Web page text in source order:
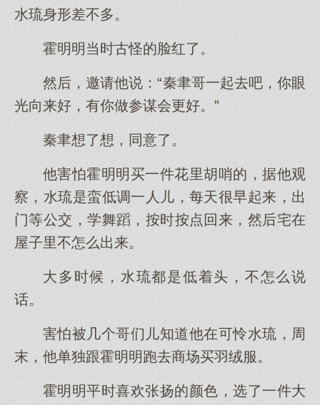
水琉身形差不多。
霍明明当时古怪的脸红了。
然后，邀请他说：“秦聿哥一起去吧，你眼
光向来好，有你做参谋会更好。”
秦聿想了想，同意了。
他害怕霍明明买一件花里胡哨的，据他观
察，水琉是蛮低调一人儿，每天很早起来，出
门等公交，学舞蹈，按时按点回来，然后宅在
屋子里不怎么出来。
大多时候，水琉都是低着头，不怎么说
话。
害怕被几个哥们儿知道他在可怜水琉，周
末，他单独跟霍明明跑去商场买羽绒服。
霍明明平时喜欢张扬的颜色，选了一件大